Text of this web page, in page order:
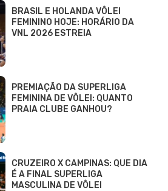
BRASIL E HOLANDA VÔLEI
FEMININO HOJE: HORÁRIO DA
VNL 2026 ESTREIA
PREMIAÇÃO DA SUPERLIGA
FEMININA DE VÔLEI: QUANTO
PRAIA CLUBE GANHOU?
CRUZEIRO X CAMPINAS: QUE DIA
É A FINAL SUPERLIGA
MASCULINA DE VÔLEI